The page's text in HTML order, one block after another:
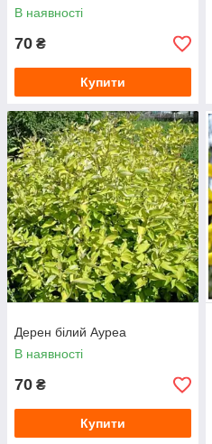
В наявності
70 ₴
Купити
Дерен білий Ауреа
В наявності
70 ₴
Купити